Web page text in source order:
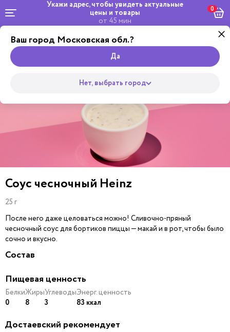
Укажи адрес, чтобы увидеть актуальные
цены и товары
от 45 мин
Ваш город Московская обл.?
Да
Нет, выбрать город
0
Роллы
Комбо и
Соус чесночный Heinz
25 г
После него даже целоваться можно! Сливочно-пряный
чесночный соус для бортиков пиццы — макай и в рот, чтобы было
сочно и вкусно.
Состав
Пищевая ценность
Белки
0
Жиры
8
Углеводы
3
Энерг. ценность
83 ккал
Достаевский рекомендует